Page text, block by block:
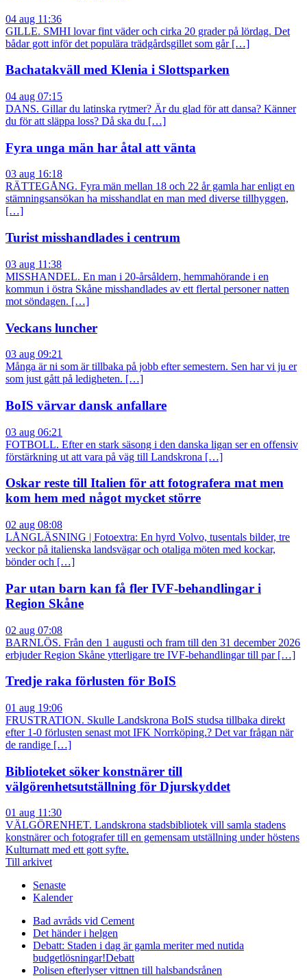
04 aug 11:36
GILLE. SMHI lovar fint väder och cirka 20 grader på lördag. Det
bådar gott inför det populära trädgårdsgillet som går […]
Bachatakväll med Klenia i Slottsparken
04 aug 07:15
DANS. Gillar du latinska rytmer? Är du glad för att dansa? Känner
du för att släppa loss? Då ska du […]
Fyra unga män har åtal att vänta
03 aug 16:18
RÄTTEGÅNG. Fyra män mellan 18 och 22 år gamla har enligt en
stämningsansökan ha misshandlat en man med diverse tillhyggen,
[…]
Turist misshandlades i centrum
03 aug 11:38
MISSHANDEL. En man i 20-årsåldern, hemmahörande i en
kommun i östra Skåne misshandlades av ett flertal personer natten
mot söndagen. […]
Veckans luncher
03 aug 09:21
Många är ni som är tillbaka på jobb efter semestern. Sen har vi ju er
som just gått på ledigheten. […]
BoIS värvar dansk anfallare
03 aug 06:21
FOTBOLL. Efter en stark säsong i den danska ligan ser en offensiv
förstärkning ut att vara på väg till Landskrona […]
Oskar reste till Italien för att fotografera mat men
kom hem med något mycket större
02 aug 08:08
LÅNGLÄSNING | Fotoextra: En hyrd Volvo, tusentals bilder, tre
veckor på italienska landsvägar och otaliga möten med kockar,
bönder och […]
Par utan barn kan få fler IVF-behandlingar i
Region Skåne
02 aug 07:08
BARNLÖS. Från den 1 augusti och fram till den 31 december 2026
erbjuder Region Skåne ytterligare tre IVF-behandlingar till par […]
Tredje raka förlusten för BoIS
01 aug 19:06
FRUSTRATION. Skulle Landskrona BoIS studsa tillbaka direkt
efter 1-0 förlusten senast mot IFK Norrköping.? Det var frågan när
de randige […]
Biblioteket söker konstnärer till
välgörenhetsutställning för Djurskyddet
01 aug 11:30
VÄLGÖRENHET. Landskrona stadsbibliotek vill samla stadens
konstnärer och fotografer till en gemensam utställning under höstens
Kulturnatt med ett gott syfte.
Till arkivet
Senaste
Kalender
Bad avråds vid Cement
Det händer i helgen
Debatt: Staden i dag är gamla meriter med nutida
budgetlösningar!Debatt
Polisen efterlyser vittnen till halsbandsrånen